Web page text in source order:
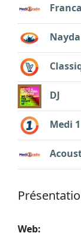
Nayda
DJ
Medi
Web: